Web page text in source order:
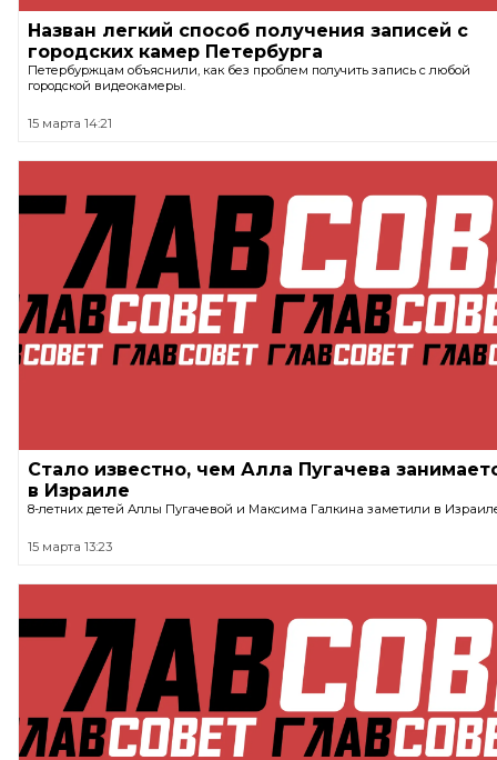
Назван легкий способ получения записей с
городских камер Петербурга
Петербуржцам объяснили, как без проблем получить запись с любой
городской видеокамеры.
15 марта 14:21
Стало известно, чем Алла Пугачева
в Израиле
8-летних детей Аллы Пугачевой и Максима Галкина заметили в
15 марта 13:23